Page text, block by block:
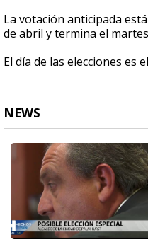
La votación anticipada
de abril y termina el
El día de las elecciones es
NEWS